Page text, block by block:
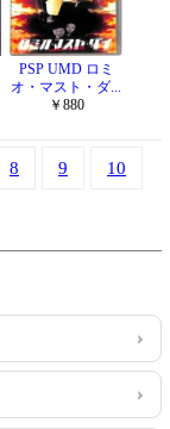
PSP UMD ロミ
オ・マスト・ダ...
￥880
8 9 10